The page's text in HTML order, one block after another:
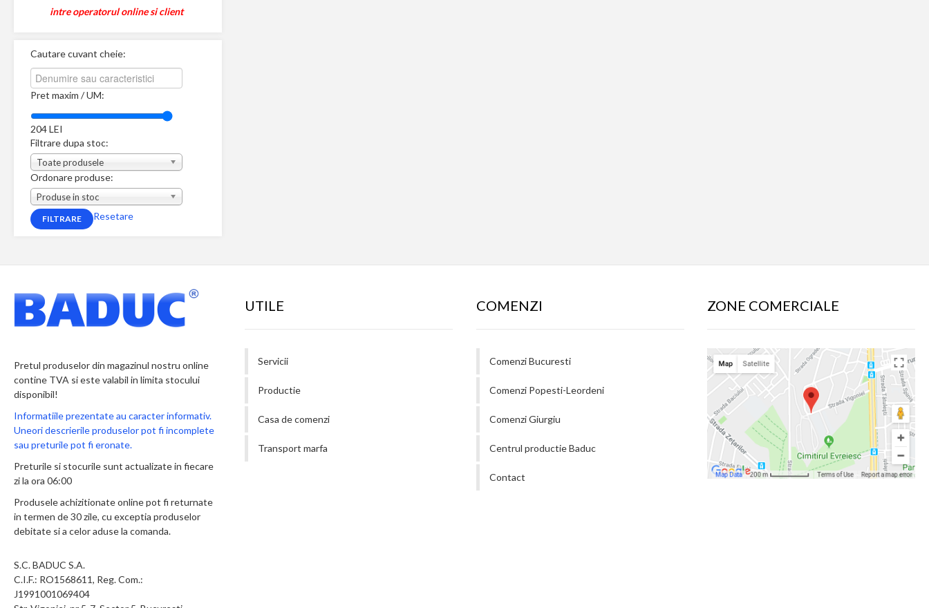
intre operatorul online si client
Cautare cuvant cheie:
Pret maxim / UM:
204LEI
Filtrare dupa stoc:
Toate produsele
Ordonare produse:
Produse in stoc
Resetare
Pretul produselor din magazinul nostru online
contine TVA si este valabil in limita stocului
disponibil!
Informatiile prezentate au caracter informativ.
Uneori descrierile produselor pot fi incomplete
sau preturile pot fi eronate.
Preturile si stocurile sunt actualizate in fiecare
zi la ora 06:00
Produsele achizitionate online pot fi returnate
in termen de 30 zile, cu exceptia produselor
debitate si a celor aduse la comanda.
S.C. BADUC S.A.
C.I.F.: RO1568611, Reg. Com.:
J1991001069404
UTILE
Servicii
Productie
Casa de comenzi
Transport marfa
COMENZI
Comenzi Bucuresti
Comenzi Popesti-Leordeni
Comenzi Giurgiu
Centrul productie Baduc
Contact
ZONE COMERCIALE